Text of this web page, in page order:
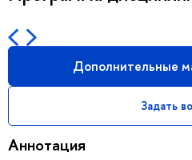
Дополнительные
Задать
Аннотация